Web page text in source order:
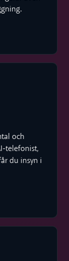
och
telefonist,
du insyn i